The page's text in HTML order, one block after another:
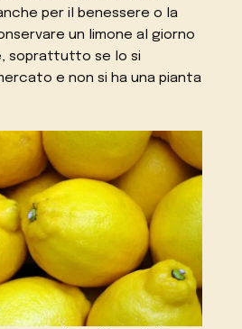
per il benessere o la
un limone al giorno
soprattutto se lo si
e non si ha una pianta